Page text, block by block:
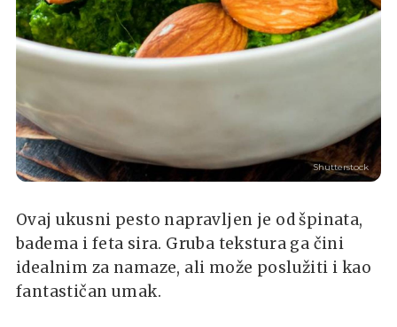
Shutterstock
Ovaj ukusni pesto napravljen je od špinata,
badema i feta sira. Gruba tekstura ga čini
idealnim za namaze, ali može poslužiti i kao
fantastičan umak.